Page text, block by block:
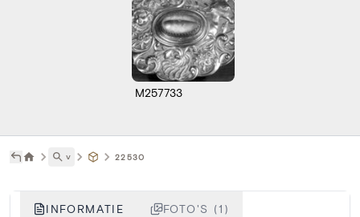
M257733
˅ 22530
INFORMATIE FOTO'S (1)